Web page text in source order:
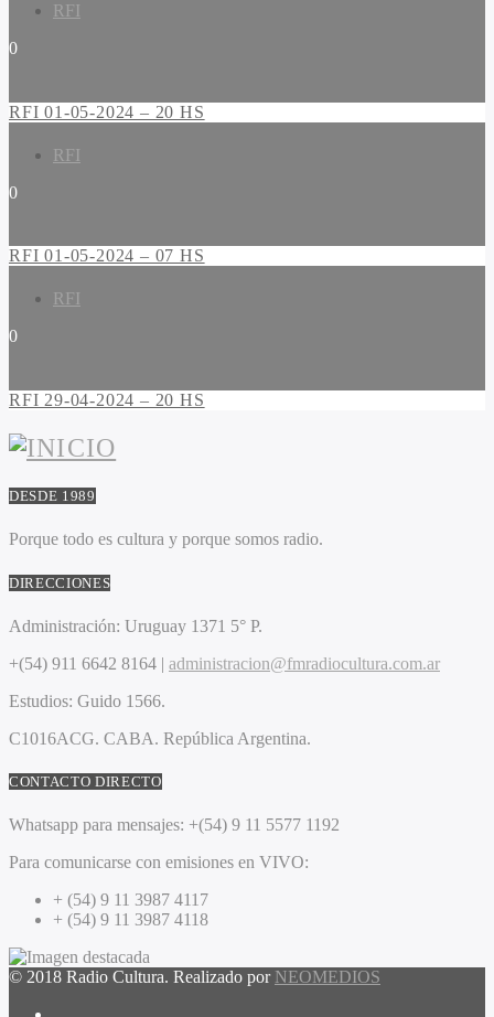
RFI
0
RFI 01-05-2024 – 20 HS
RFI
0
RFI 01-05-2024 – 07 HS
RFI
0
RFI 29-04-2024 – 20 HS
DESDE 1989
Porque todo es cultura y porque somos radio.
DIRECCIONES
Administración: Uruguay 1371 5° P.
+(54) 911 6642 8164 | administracion@fmradiocultura.com.ar
Estudios: Guido 1566.
C1016ACG. CABA. República Argentina.
CONTACTO DIRECTO
Whatsapp para mensajes: +(54) 9 11 5577 1192
Para comunicarse con emisiones en VIVO:
+ (54) 9 11 3987 4117
+ (54) 9 11 3987 4118
© 2018 Radio Cultura. Realizado por NEOMEDIOS